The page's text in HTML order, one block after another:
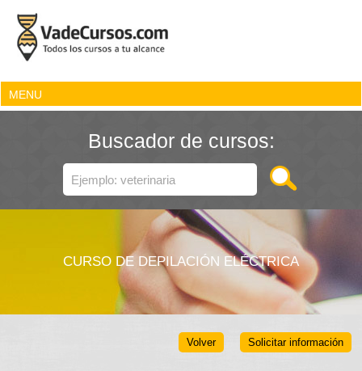
MENU
Buscador de cursos:
CURSO DE DEPILACIÓN ELÉCTRICA
Solicitar información
Volver